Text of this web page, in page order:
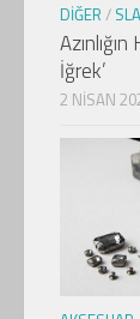
DIĞER /
Azınlığın
İğrek’
2 NISAN